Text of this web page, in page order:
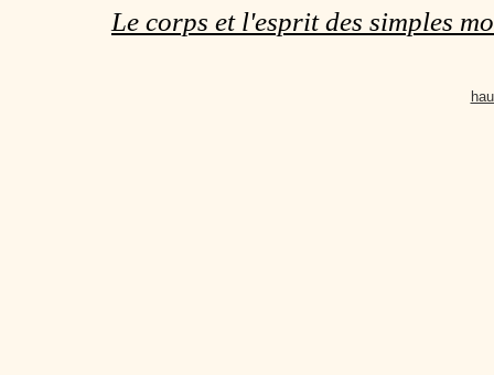
Le corps et l'esprit des simples